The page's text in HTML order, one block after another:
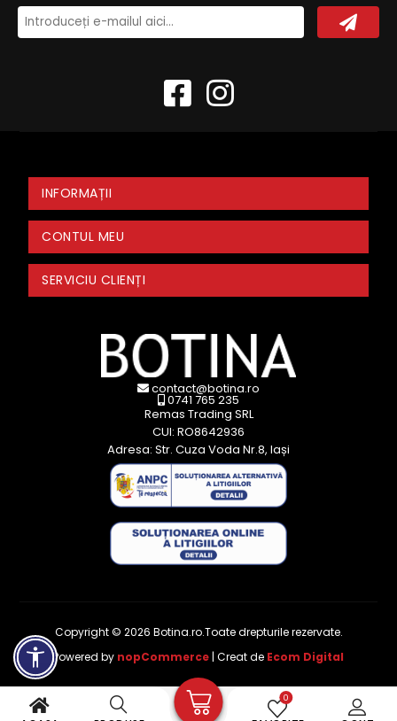
0
INFORMAȚII
CONTUL MEU
SERVICIU CLIENȚI
contact@botina.ro
0741 765 235
Remas Trading SRL
CUI: RO8642936
Adresa: Str. Cuza Voda Nr.8, Iași
Copyright © 2026 Botina.ro.Toate drepturile rezervate.
Powered by nopCommerce | Creat de Ecom Digital